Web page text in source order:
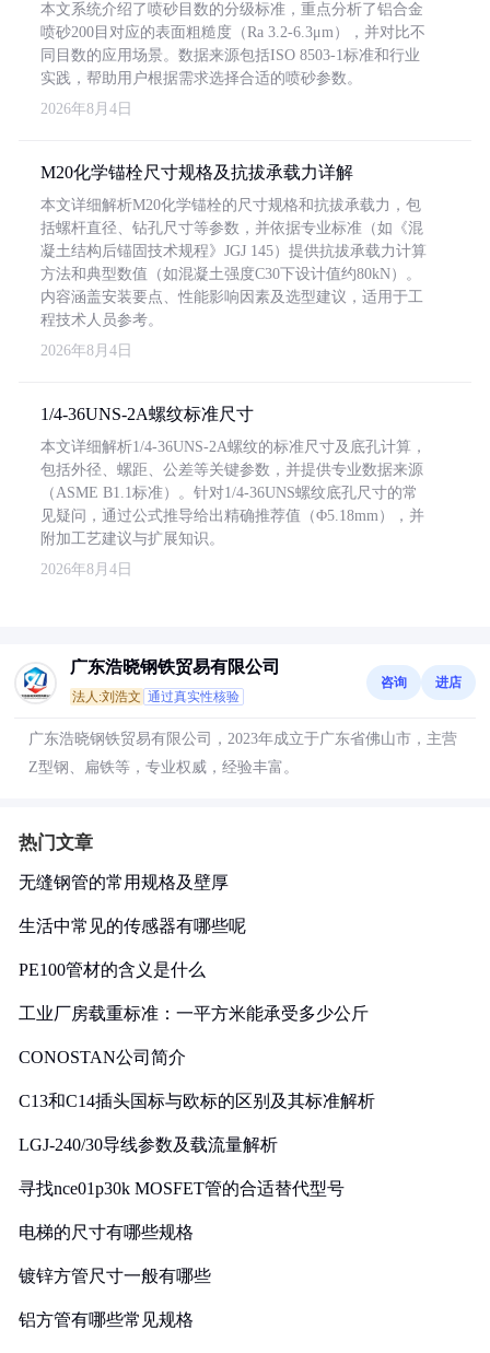
本文系统介绍了喷砂目数的分级标准，重点分析了铝合金
喷砂200目对应的表面粗糙度（Ra 3.2-6.3μm），并对比不
同目数的应用场景。数据来源包括ISO 8503-1标准和行业
实践，帮助用户根据需求选择合适的喷砂参数。
2026年8月4日
M20化学锚栓尺寸规格及抗拔承载力详解
本文详细解析M20化学锚栓的尺寸规格和抗拔承载力，包
括螺杆直径、钻孔尺寸等参数，并依据专业标准（如《混
凝土结构后锚固技术规程》JGJ 145）提供抗拔承载力计算
方法和典型数值（如混凝土强度C30下设计值约80kN）。
内容涵盖安装要点、性能影响因素及选型建议，适用于工
程技术人员参考。
2026年8月4日
1/4-36UNS-2A螺纹标准尺寸
本文详细解析1/4-36UNS-2A螺纹的标准尺寸及底孔计算，
包括外径、螺距、公差等关键参数，并提供专业数据来源
（ASME B1.1标准）。针对1/4-36UNS螺纹底孔尺寸的常
见疑问，通过公式推导给出精确推荐值（Φ5.18mm），并
附加工艺建议与扩展知识。
2026年8月4日
广东浩晓钢铁贸易有限公司
法人:刘浩文 通过真实性核验
咨询 进店
广东浩晓钢铁贸易有限公司，2023年成立于广东省佛山市，主营
Z型钢、扁铁等，专业权威，经验丰富。
热门文章
无缝钢管的常用规格及壁厚
生活中常见的传感器有哪些呢
PE100管材的含义是什么
工业厂房载重标准：一平方米能承受多少公斤
CONOSTAN公司简介
C13和C14插头国标与欧标的区别及其标准解析
LGJ-240/30导线参数及载流量解析
寻找nce01p30k MOSFET管的合适替代型号
电梯的尺寸有哪些规格
镀锌方管尺寸一般有哪些
铝方管有哪些常见规格